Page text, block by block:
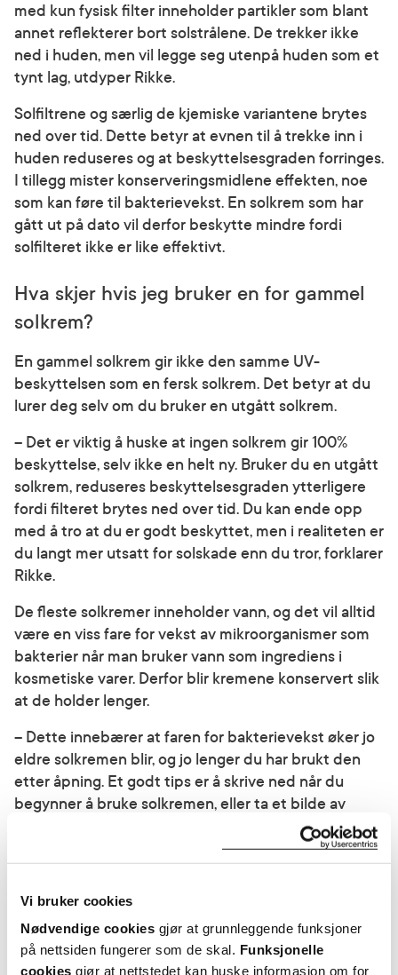
Vi bruker cookies
Nødvendige cookies gjør at grunnleggende funksjoner
på nettsiden fungerer som de skal. Funksjonelle
cookies gjør at nettstedet kan huske informasjon om for
med kun fysisk filter inneholder partikler som blant
annet reflekterer bort solstrålene. De trekker ikke
ned i huden, men vil legge seg utenpå huden som et
tynt lag, utdyper Rikke.
Solfiltrene og særlig de kjemiske variantene brytes
ned over tid. Dette betyr at evnen til å trekke inn i
huden reduseres og at beskyttelsesgraden forringes.
I tillegg mister konserveringsmidlene effekten, noe
som kan føre til bakterievekst. En solkrem som har
gått ut på dato vil derfor beskytte mindre fordi
solfilteret ikke er like effektivt.
Hva skjer hvis jeg bruker en for gammel
solkrem?
En gammel solkrem gir ikke den samme UV-
beskyttelsen som en fersk solkrem. Det betyr at du
lurer deg selv om du bruker en utgått solkrem.
– Det er viktig å huske at ingen solkrem gir 100%
beskyttelse, selv ikke en helt ny. Bruker du en utgått
solkrem, reduseres beskyttelsesgraden ytterligere
fordi filteret brytes ned over tid. Du kan ende opp
med å tro at du er godt beskyttet, men i realiteten er
du langt mer utsatt for solskade enn du tror, forklarer
Rikke.
De fleste solkremer inneholder vann, og det vil alltid
være en viss fare for vekst av mikroorganismer som
bakterier når man bruker vann som ingrediens i
kosmetiske varer. Derfor blir kremene konservert slik
at de holder lenger.
– Dette innebærer at faren for bakterievekst øker jo
eldre solkremen blir, og jo lenger du har brukt den
etter åpning. Et godt tips er å skrive ned når du
begynner å bruke solkremen, eller ta et bilde av
flasken, slik at du har noe å referere til hvis du er i tvil,
Når går solkrem ut på dato?
Er solkremen uåpnet og har en holdbarhet på under
30 måneder, vil det stå en utløpsdato på